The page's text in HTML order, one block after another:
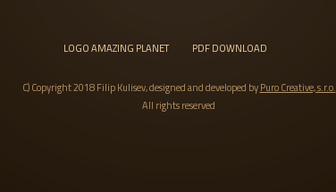
LOGO AMAZING PLANET PDF DOWNLOAD
C) Copyright 2018 Filip Kulisev, designed and developed byPuro Creative, s.r.o.
All rights reserved